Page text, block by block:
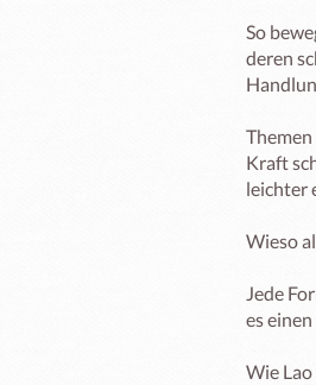
So
deren
Kraft
leichter
Wieso
Jede
es
Wie Lao